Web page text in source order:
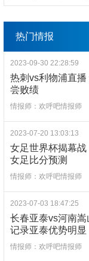
热门情报
2023-09-30 22:28:59
热刺vs利物浦直播 红军近几年对热刺未
尝败绩
情报师：欢呼吧情报师
2023-07-20 13:03:13
女足世界杯揭幕
女足比分预测
情报师：欢呼吧情报师
2023-07-03 18:47:25
长春亚泰vs河南嵩山龙
记录亚泰优势明显
情报师：欢呼吧情报师